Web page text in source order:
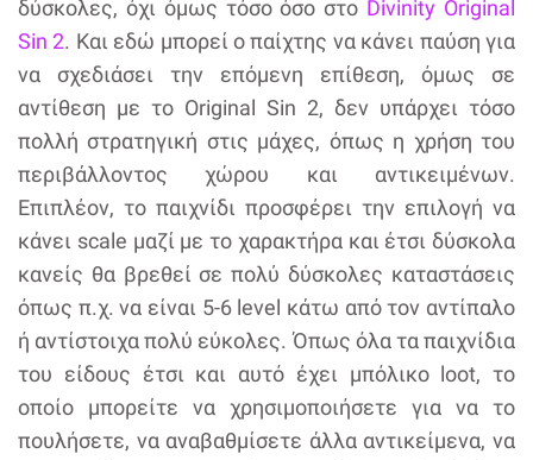
δύσκολες, όχι όμως τόσο όσο στο Divinity Original
Sin 2. Και εδώ μπορεί ο παίχτης να κάνει παύση για
να σχεδιάσει την επόμενη επίθεση, όμως σε
αντίθεση με το Original Sin 2, δεν υπάρχει τόσο
πολλή στρατηγική στις μάχες, όπως η χρήση του
περιβάλλοντος χώρου και αντικειμένων.
Επιπλέον, το παιχνίδι προσφέρει την επιλογή να
κάνει scale μαζί με το χαρακτήρα και έτσι δύσκολα
κανείς θα βρεθεί σε πολύ δύσκολες καταστάσεις
όπως π.χ. να είναι 5-6 level κάτω από τον αντίπαλο
ή αντίστοιχα πολύ εύκολες. Όπως όλα τα παιχνίδια
του είδους έτσι και αυτό έχει μπόλικο loot, το
οποίο μπορείτε να χρησιμοποιήσετε για να το
πουλήσετε, να αναβαθμίσετε άλλα αντικείμενα, να